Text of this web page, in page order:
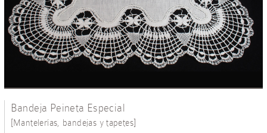
Bandeja Peineta Especial
[Mantelerías, bandejas y tapetes]